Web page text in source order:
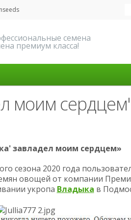
семена
премиум класса!
моим
завладел моим сердцем»
сезона 2020 года
овощей от компании
укропа Владыка в